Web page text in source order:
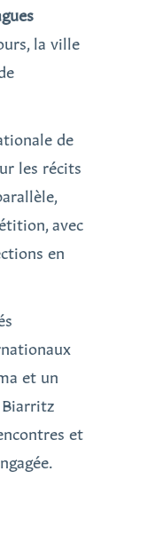
la ville
de
les récits
avec
en
et un
et